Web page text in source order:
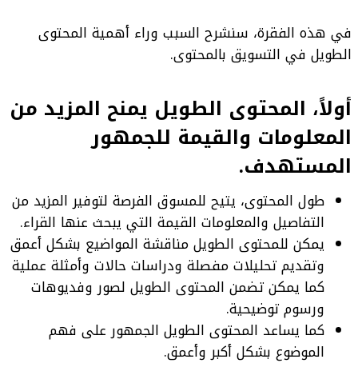
في هذه الفقرة، سنشرح السبب وراء أهمية المحتوى
الطويل في التسويق بالمحتوى.
أولاً، المحتوى الطويل يمنح المزيد من
المعلومات والقيمة للجمهور
المستهدف.
طول المحتوى، يتيح للمسوق الفرصة لتوفير المزيد من
التفاصيل والمعلومات القيمة التي يبحث عنها القراء.
يمكن للمحتوى الطويل مناقشة المواضيع بشكل أعمق
وتقديم تحليلات مفصلة ودراسات حالات وأمثلة عملية
كما يمكن تضمن المحتوى الطويل لصور وفديوهات
ورسوم توضيحية.
كما يساعد المحتوى الطويل الجمهور على فهم
الموضوع بشكل أكبر وأعمق.